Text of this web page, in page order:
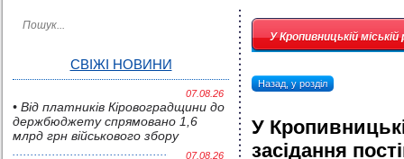
СВІЖІ НОВИНИ
07.08.26
• Від платників Кіровоградщини до
держбюджету спрямовано 1,6
млрд грн військового збору
07.08.26
У Кропивницькій міській
Назад, у розділ
У
засідання